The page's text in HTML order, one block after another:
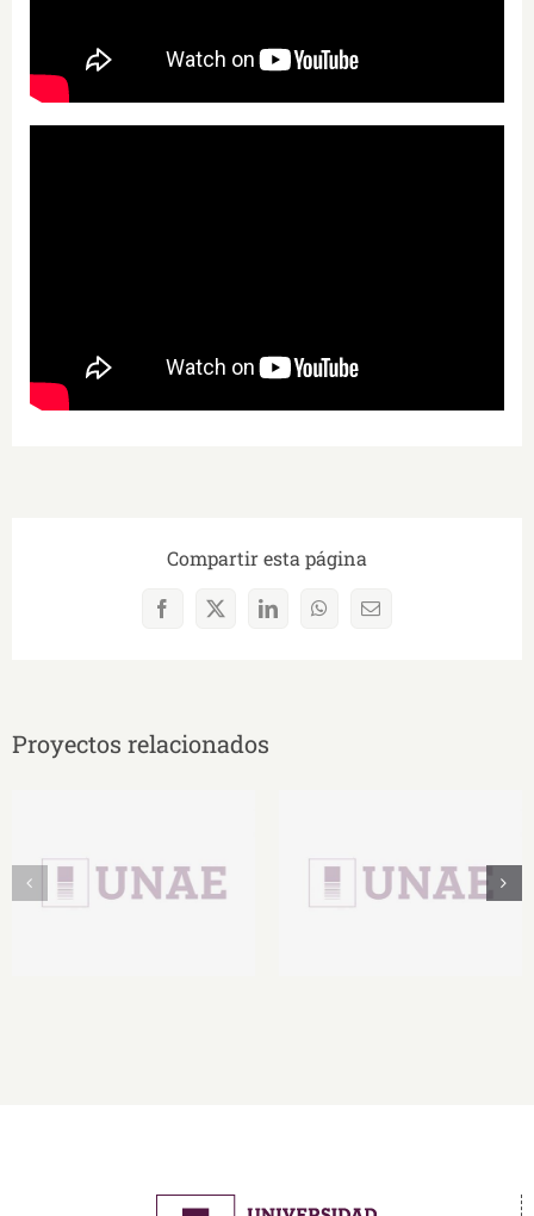
Compartir esta página
Facebook
X LinkedInWhatsAppCorreo
Proyectos relacionados
Comienzos del
Conclusión de la